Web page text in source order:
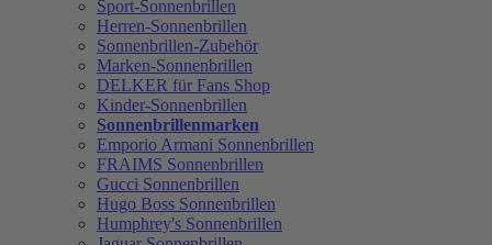
Sport-Sonnenbrillen
Herren-Sonnenbrillen
Sonnenbrillen-Zubehör
Marken-Sonnenbrillen
DELKER für Fans Shop
Kinder-Sonnenbrillen
Sonnenbrillenmarken
Emporio Armani Sonnenbrillen
FRAIMS Sonnenbrillen
Gucci Sonnenbrillen
Hugo Boss Sonnenbrillen
Humphrey's Sonnenbrillen